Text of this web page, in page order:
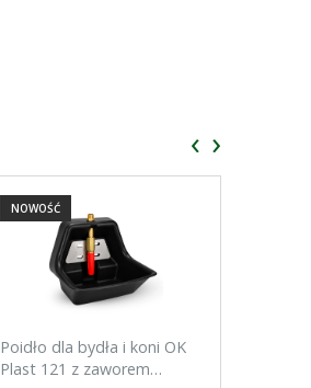
Poidło dla bydła i koni OK
Plast 121 z zaworem
NOWOŚĆ
‹ ›